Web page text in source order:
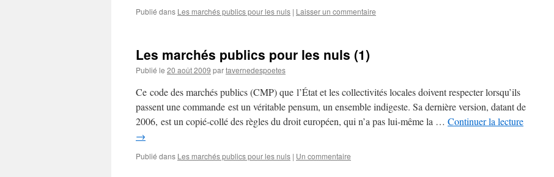
Publié dans Les marchés publics pour les nuls | Laisser un commentaire
Les marchés publics pour les nuls (1)
Publié le 20 août 2009 partavernedespoetes
Ce code des marchés publics (CMP) que l’État et les collectivités locales doivent respecter lorsqu’ils
passent une commande est un véritable pensum, un ensemble indigeste. Sa dernière version, datant de
2006, est un copié-collé des règles du droit européen, qui n’a pas lui-même la … Continuer la lecture
→
Publié dans Les marchés publics pour les nuls | Un commentaire